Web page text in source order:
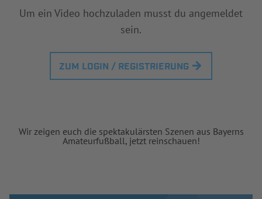
Um ein Video hochzuladen musst du angemeldet
sein.
ZUM LOGIN / REGISTRIERUNG
Wir zeigen euch die spektakulärsten Szenen aus Bayerns
Amateurfußball, jetzt reinschauen!